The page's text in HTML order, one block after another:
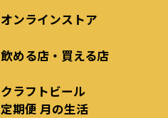
オンラインストア
飲める店・買える店
クラフトビール
定期便 月の生活